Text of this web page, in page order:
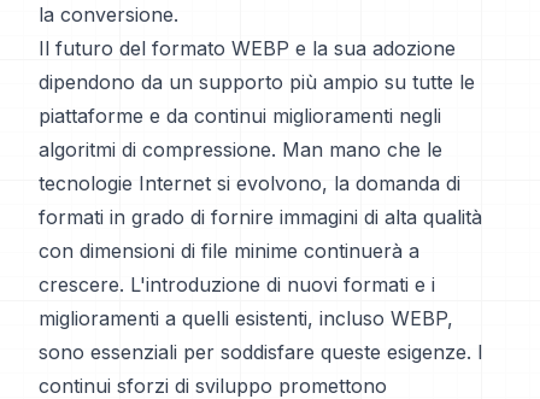
la conversione.
Il futuro del formato WEBP e la sua adozione
dipendono da un supporto più ampio su tutte le
piattaforme e da continui miglioramenti negli
algoritmi di compressione. Man mano che le
tecnologie Internet si evolvono, la domanda di
formati in grado di fornire immagini di alta qualità
con dimensioni di file minime continuerà a
crescere. L'introduzione di nuovi formati e i
miglioramenti a quelli esistenti, incluso WEBP,
sono essenziali per soddisfare queste esigenze. I
continui sforzi di sviluppo promettono